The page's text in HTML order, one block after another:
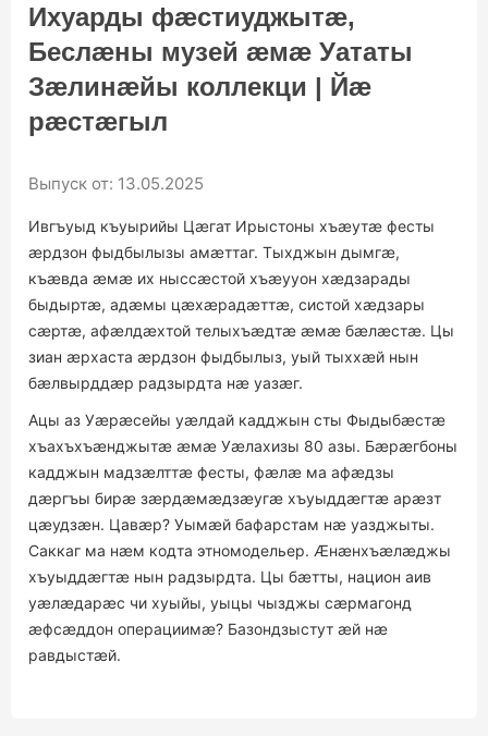
Ихуарды фæстиуджытæ,
Беслæны музей æмæ Уататы
Зæлинæйы коллекци | Йæ
рæстæгыл
Выпуск от: 13.05.2025
Ивгъуыд къуырийы Цæгат Ирыстоны хъæутæ фесты
æрдзон фыдбылызы амæттаг. Тыхджын дымгæ,
къæвда æмæ их ныссæстой хъæууон хæдзарады
быдыртæ, адæмы цæхæрадæттæ, систой хæдзары
сæртæ, афæлдæхтой телыхъæдтæ æмæ бæлæстæ. Цы
зиан æрхаста æрдзон фыдбылыз, уый тыххæй нын
бæлвырддæр радзырдта нæ уазæг.
Ацы аз Уæрæсейы уæлдай кадджын сты Фыдыбæстæ
хъахъхъæнджытæ æмæ Уæлахизы 80 азы. Бæрæгбоны
кадджын мадзæлттæ фесты, фæлæ ма афæдзы
дæргъы бирæ зæрдæмæдзæугæ хъуыддæгтæ арæзт
цæудзæн. Цавæр? Уымæй бафарстам нæ уазджыты.
Саккаг ма нæм кодта этномодельер. Æнæнхъæлæджы
хъуыддæгтæ нын радзырдта. Цы бæтты, национ аив
уæлæдарæс чи хуыйы, уыцы чызджы сæрмагонд
æфсæддон операциимæ? Базондзыстут æй нæ
равдыстæй.